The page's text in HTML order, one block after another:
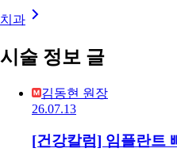
치과
시술 정보 글
김동현 원장
26.07.13
[건강칼럼] 임플란트